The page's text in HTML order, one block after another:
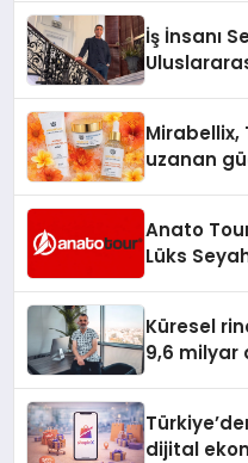
İş İnsanı
Mirabellix,
uzanan
Anato
Lüks
Küresel
9,6 milyar
dijital